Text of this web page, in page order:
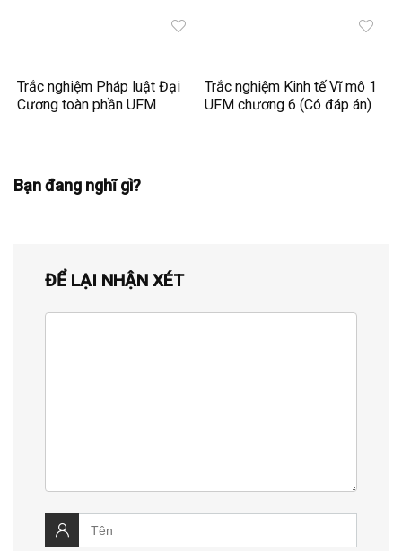
Trắc nghiệm Pháp luật Đại
Cương toàn phần UFM
Trắc nghiệm Kinh tế Vĩ mô 1
UFM chương 6 (Có đáp án)
Bạn đang nghĩ gì?
ĐỂ LẠI NHẬN XÉT